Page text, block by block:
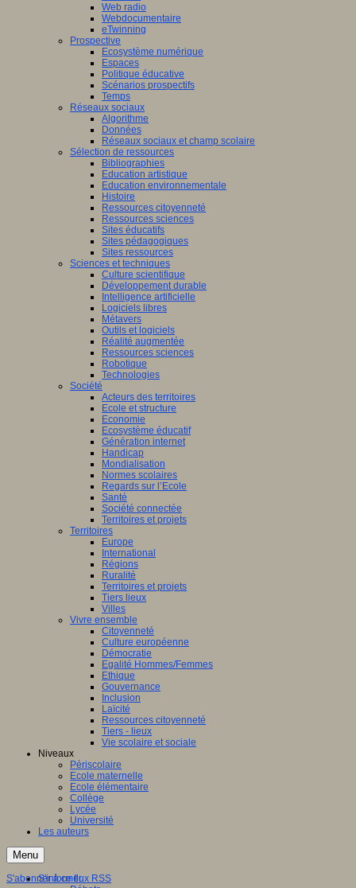
Web radio
Webdocumentaire
eTwinning
Prospective
Ecosystème numérique
Espaces
Politique éducative
Scénarios prospectifs
Temps
Réseaux sociaux
Algorithme
Données
Réseaux sociaux et champ scolaire
Sélection de ressources
Bibliographies
Education artistique
Education environnementale
Histoire
Ressources citoyenneté
Ressources sciences
Sites éducatifs
Sites pédagogiques
Sites ressources
Sciences et techniques
Culture scientifique
Développement durable
Intelligence artificielle
Logiciels libres
Métavers
Outils et logiciels
Réalité augmentée
Ressources sciences
Robotique
Technologies
Société
Acteurs des territoires
Ecole et structure
Economie
Ecosystème éducatif
Génération internet
Handicap
Mondialisation
Normes scolaires
Regards sur l’Ecole
Santé
Société connectée
Territoires et projets
Territoires
Europe
International
Régions
Ruralité
Territoires et projets
Tiers lieux
Villes
Vivre ensemble
Citoyenneté
Culture européenne
Démocratie
Egalité Hommes/Femmes
Ethique
Gouvernance
Inclusion
Laïcité
Ressources citoyenneté
Tiers - lieux
Vie scolaire et sociale
Niveaux
Périscolaire
Ecole maternelle
Ecole élémentaire
Collège
Lycée
Université
Les auteurs
Menu
S'informer
S'abonner à ce flux RSS